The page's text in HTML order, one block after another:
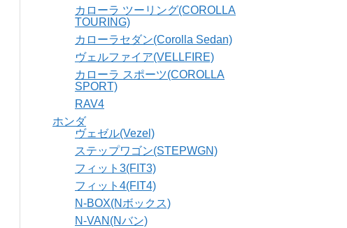
カローラ ツーリング(COROLLA
TOURING)
カローラセダン(Corolla Sedan)
ヴェルファイア(VELLFIRE)
カローラ スポーツ(COROLLA
SPORT)
RAV4
ホンダ
ヴェゼル(Vezel)
ステップワゴン(STEPWGN)
フィット3(FIT3)
フィット4(FIT4)
N-BOX(Nボックス)
N-VAN(Nバン)